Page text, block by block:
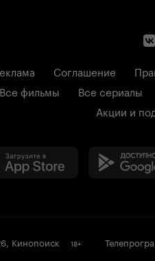
Соглашение
Все фильмы
Все сериалы
Акции и
, Кинопоиск 18+